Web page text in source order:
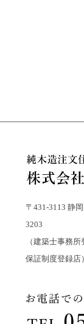
〒431-3113 静
3203
（建築士事務
保証制度登録店）